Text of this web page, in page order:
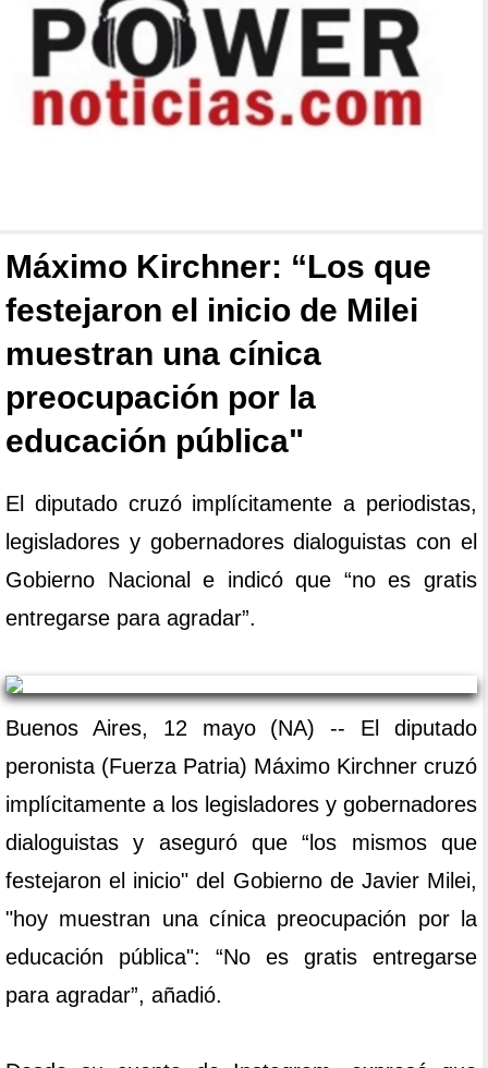
Máximo Kirchner: “Los que
festejaron el inicio de Milei
muestran una cínica
preocupación por la
educación pública"
El diputado cruzó implícitamente a periodistas,
legisladores y gobernadores dialoguistas con el
Gobierno Nacional e indicó que “no es gratis
entregarse para agradar”.
Buenos Aires, 12 mayo (NA) -- El diputado
peronista (Fuerza Patria) Máximo Kirchner cruzó
implícitamente a los legisladores y gobernadores
dialoguistas y aseguró que “los mismos que
festejaron el inicio" del Gobierno de Javier Milei,
"hoy muestran una cínica preocupación por la
educación pública": “No es gratis entregarse
para agradar”, añadió.